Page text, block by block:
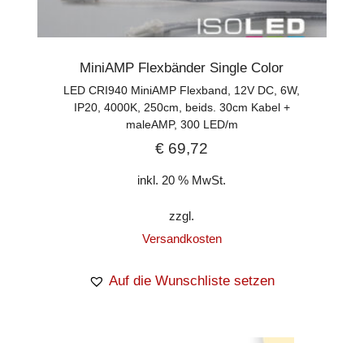
MiniAMP Flexbänder Single Color
LED CRI940 MiniAMP Flexband, 12V DC, 6W,
IP20, 4000K, 250cm, beids. 30cm Kabel +
maleAMP, 300 LED/m
€ 69,72
inkl. 20 % MwSt.
zzgl.
Versandkosten
Auf die Wunschliste setzen